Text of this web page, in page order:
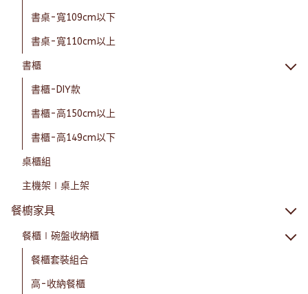
書桌-寬109cm以下
書桌-寬110cm以上
書櫃
書櫃-DIY款
書櫃-高150cm以上
書櫃-高149cm以下
桌櫃組
主機架∣桌上架
餐櫥家具
餐櫃∣碗盤收納櫃
餐櫃套裝組合
高-收納餐櫃